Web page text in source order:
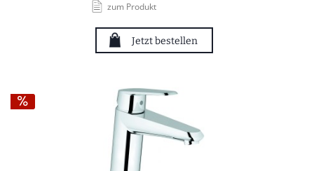
zum Produkt
Jetzt bestellen